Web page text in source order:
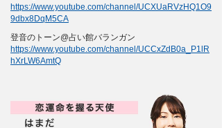
https://www.youtube.com/channel/UCXUaRVzHQ1O9
9dbx8DqM5CA
登音のトーン@占い館バランガン
https://www.youtube.com/channel/UCCxZdB0a_P1lR
hXrLW6AmtQ